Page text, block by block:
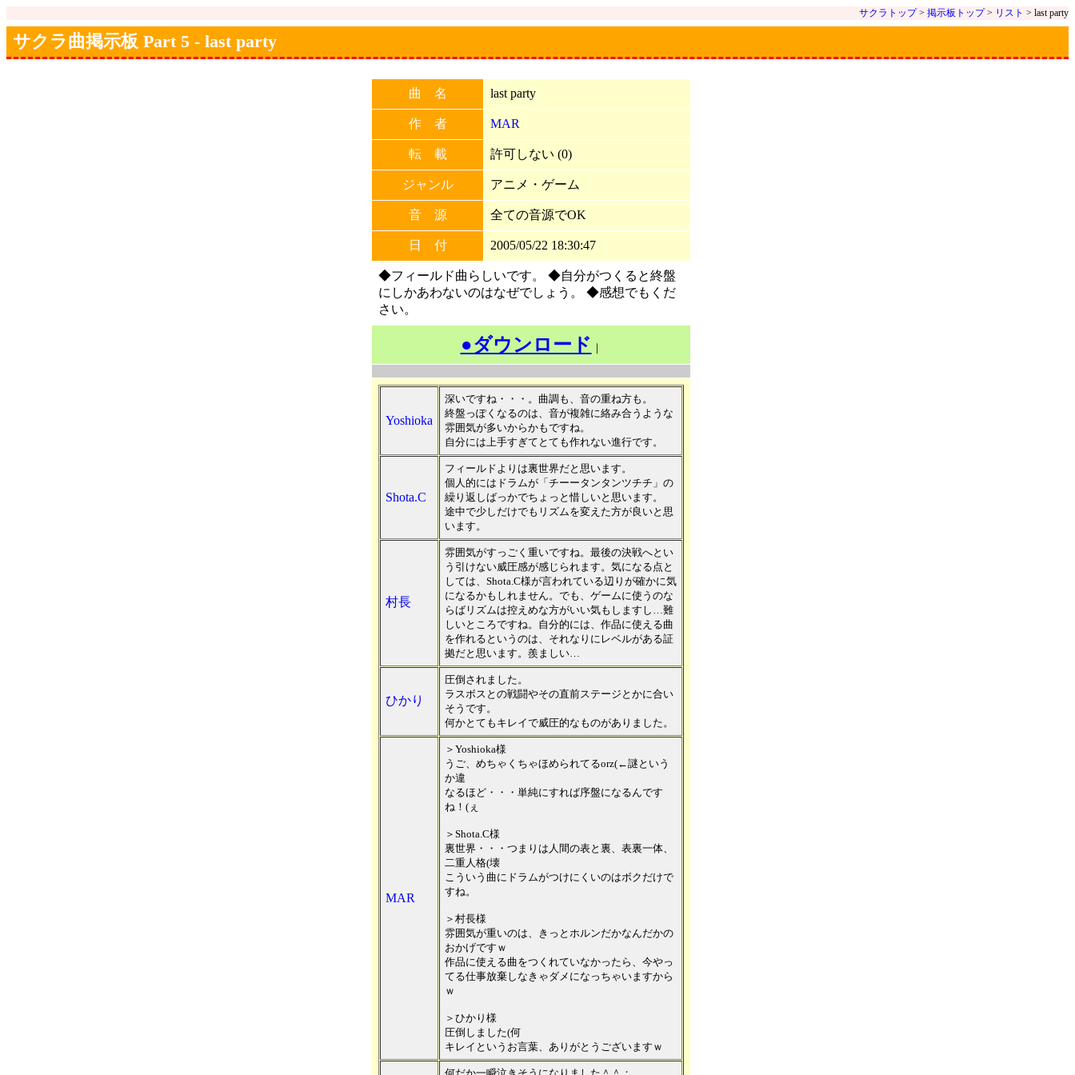
サクラトップ> 掲示板トップ> リスト > last party
サクラ曲掲示板 Part 5 - last party
曲 名 last party
作 者 MAR
転 載 許可しない (0)
ジャンル アニメ・ゲーム
音 源 全ての音源でOK
日 付 2005/05/22 18:30:47
◆フィールド曲らしいです。 ◆自分がつくると終盤
にしかあわないのはなぜでしょう。 ◆感想でもくだ
さい。
●ダウンロード ｜
Yoshioka
深いですね・・・。曲調も、音の重ね方も。
終盤っぽくなるのは、音が複雑に絡み合うような
雰囲気が多いからかもですね。
自分には上手すぎてとても作れない進行です。
Shota.C
フィールドよりは裏世界だと思います。
個人的にはドラムが「チーータンタンツチチ」の
繰り返しばっかでちょっと惜しいと思います。
途中で少しだけでもリズムを変えた方が良いと思
います。
村長
雰囲気がすっごく重いですね。最後の決戦へとい
う引けない威圧感が感じられます。気になる点と
しては、Shota.C様が言われている辺りが確かに気
になるかもしれません。でも、ゲームに使うのな
らばリズムは控えめな方がいい気もしますし…難
しいところですね。自分的には、作品に使える曲
を作れるというのは、それなりにレベルがある証
拠だと思います。羨ましい…
ひかり
圧倒されました。
ラスボスとの戦闘やその直前ステージとかに合い
そうです。
何かとてもキレイで威圧的なものがありました。
MAR
＞Yoshioka様
うご、めちゃくちゃほめられてるorz(←謎という
か違
なるほど・・・単純にすれば序盤になるんです
ね！(ぇ
＞Shota.C様
裏世界・・・つまりは人間の表と裏、表裏一体、
二重人格(壊
こういう曲にドラムがつけにくいのはボクだけで
すね。
＞村長様
雰囲気が重いのは、きっとホルンだかなんだかの
おかげですｗ
作品に使える曲をつくれていなかったら、今やっ
てる仕事放棄しなきゃダメになっちゃいますから
ｗ
＞ひかり様
圧倒しました(何
キレイというお言葉、ありがとうございますｗ